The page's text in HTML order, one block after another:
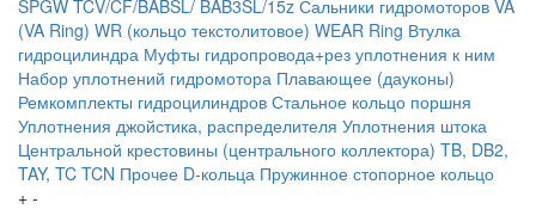
SPGW TCV/CF/BABSL/ BAB3SL/15z Сальники гидромоторов VA
(VA Ring) WR (кольцо текстолитовое) WEAR Ring Втулка
гидроцилиндра Муфты гидропровода+рез уплотнения к ним
Набор уплотнений гидромотора Плавающее (дауконы)
Ремкомплекты гидроцилиндров Стальное кольцо поршня
Уплотнения джойстика, распределителя Уплотнения штока
Центральной крестовины (центрального коллектора) TB, DB2,
TAY, TC TCN Прочее D-кольца Пружинное стопорное кольцо
+ -